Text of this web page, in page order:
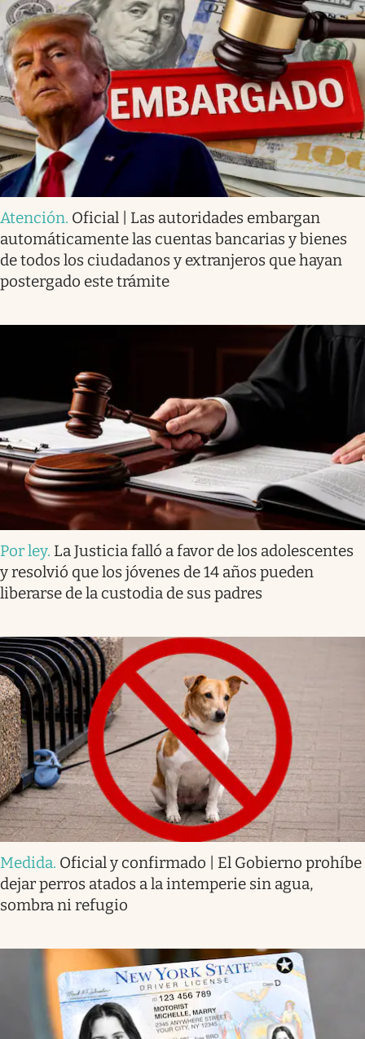
Atención. Oficial | Las autoridades embargan
automáticamente las cuentas bancarias y bienes
de todos los ciudadanos y extranjeros que hayan
postergado este trámite
Por ley. La Justicia falló a favor de los adolescentes
y resolvió que los jóvenes de 14 años pueden
liberarse de la custodia de sus padres
Medida. Oficial y confirmado | El Gobierno prohíbe
dejar perros atados a la intemperie sin agua,
sombra ni refugio